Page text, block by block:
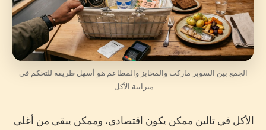
الجمع بين السوبر ماركت والمخابز والمطاعم هو أسهل طريقة للتحكم في
ميزانية الأكل.
الأكل في تالين ممكن يكون اقتصادي، وممكن يبقى من أغلى